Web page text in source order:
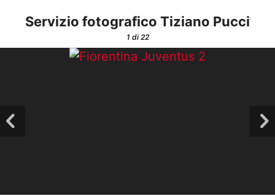
Servizio fotografico Tiziano Pucci
1di 22